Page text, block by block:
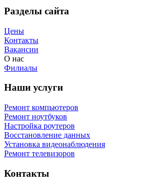
Разделы сайта
Цены
Контакты
Вакансии
О нас
Филиалы
Наши услуги
Ремонт компьютеров
Ремонт ноутбуков
Настройка роутеров
Восстановление данных
Установка видеонаблюдения
Ремонт телевизоров
Контакты